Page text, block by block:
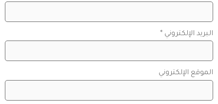
البريد الإلكتروني *
الموقع الإلكتروني